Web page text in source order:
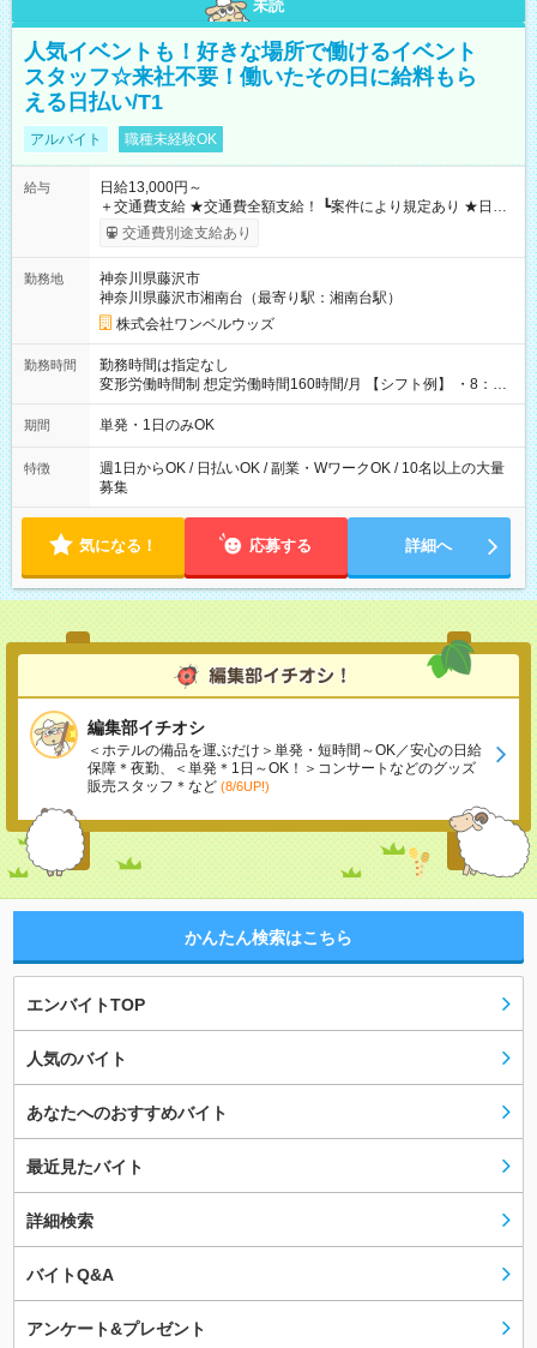
未読
人気イベントも！好きな場所で働けるイベント
スタッフ☆来社不要！働いたその日に給料もら
える日払い/T1
アルバイト 職種未経験OK
給与
日給13,000円～
＋交通費支給 ★交通費全額支給！ ┗案件により規定あり ★日払
いOK！（規定あり） ┗働いたその日に現金GET♪ お仕事後はコ
ンビニATMから 日払い分を引き落とせます！ 【試用期間】試
交通費別途支給あり
勤務地
神奈川県藤沢市
神奈川県藤沢市湘南台（最寄り駅：湘南台駅）
株式会社ワンベルウッズ
勤務時間
勤務時間は指定なし
変形労働時間制 想定労働時間160時間/月 【シフト例】 ・8：00
～21：00
期間 単発・1日のみOK
特徴
週1日からOK / 日払いOK / 副業・WワークOK / 10名以上の大量
募集
気になる！ 応募する 詳細へ
編集部イチオシ
＜ホテルの備品を運ぶだけ＞単発・短時間～OK／安心の日給
保障＊夜勤、＜単発＊1日～OK！＞コンサートなどのグッズ
販売スタッフ＊など (8/6UP!)
かんたん検索はこちら
エンバイトTOP
人気のバイト
あなたへのおすすめバイト
最近見たバイト
詳細検索
バイトQ&A
アンケート&プレゼント